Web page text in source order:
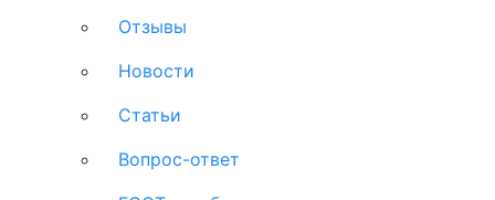
Отзывы
Новости
Статьи
Вопрос-ответ